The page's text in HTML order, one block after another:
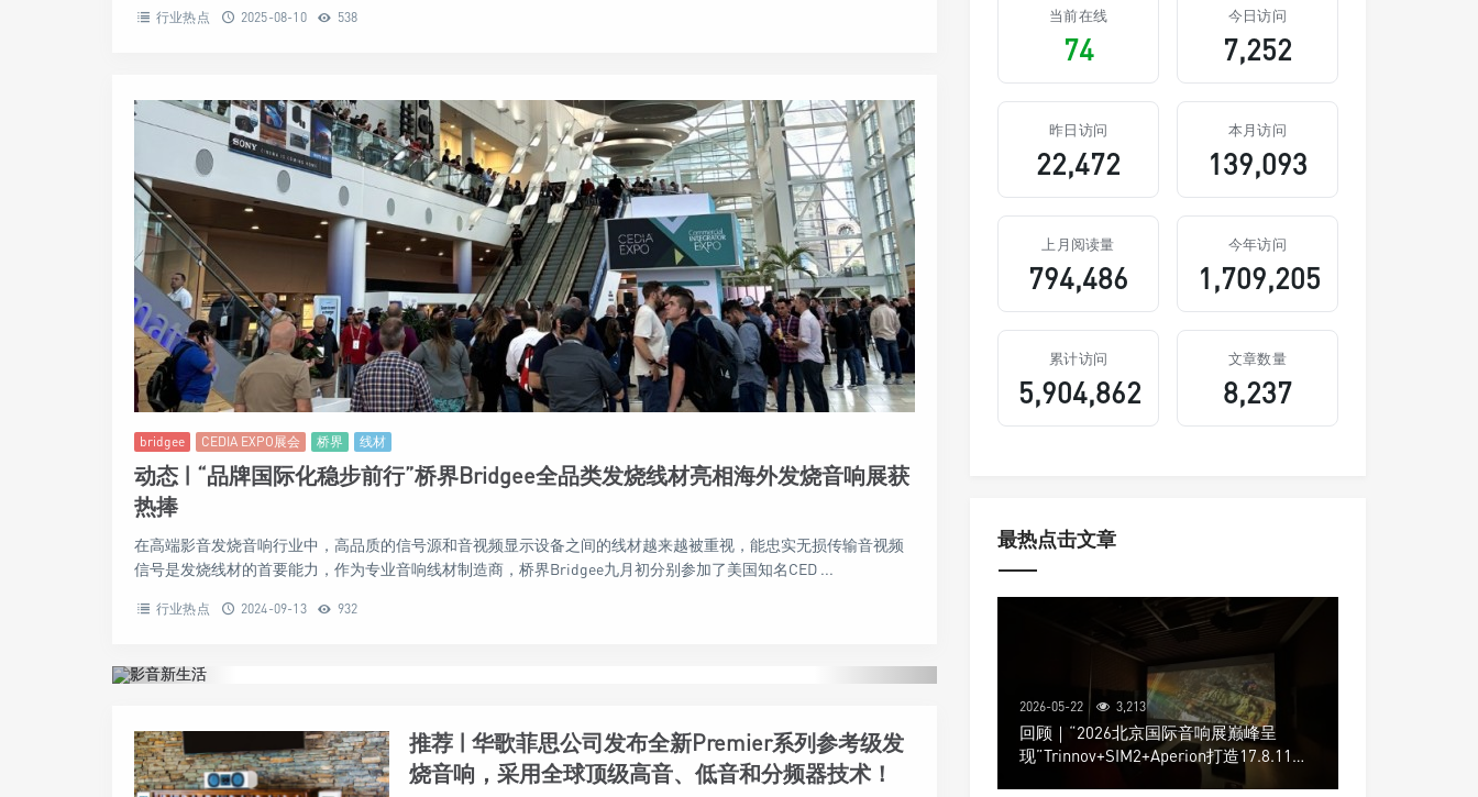
行业热点 2025-08-10 538
bridgee CEDIA EXPO展会 桥界 线材
动态 | “品牌国际化稳步前行”桥界Bridgee全品类发烧线材亮相海外发烧音响展获
热捧
在高端影音发烧音响行业中，高品质的信号源和音视频显示设备之间的线材越来越被重视，能忠实无损传输音视频
信号是发烧线材的首要能力，作为专业音响线材制造商，桥界Bridgee九月初分别参加了美国知名CED ...
行业热点 2024-09-13 932
推荐 | 华歌菲思公司发布全新Premier系列参考级发
烧音响，采用全球顶级高音、低音和分频器技术！
当前在线
74
今日访问
7,252
昨日访问
22,472
本月访问
139,093
上月阅读量
794,486
今年访问
1,709,205
累计访问
5,904,862
文章数量
8,237
最热点击文章
2026-05-22 3,213
回顾｜“2026北京国际音响展巅峰呈
现”Trinnov+SIM2+Aperion打造17.8.11声